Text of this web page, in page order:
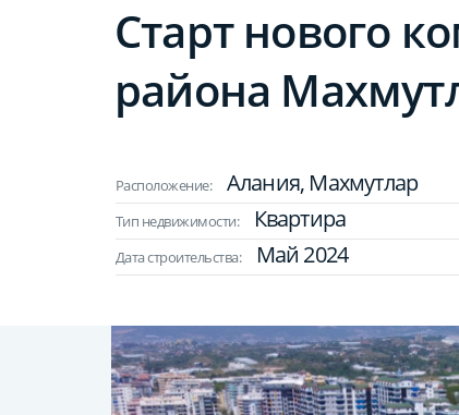
Старт нового
района
Расположение: Алания, Махмутлар
Тип недвижимости: Квартира
Дата строительства: Май 2024